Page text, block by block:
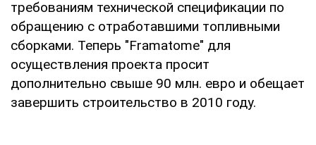
требованиям технической спецификации по
обращению с отработавшими топливными
сборками. Теперь "Framatome" для
осуществления проекта просит
дополнительно свыше 90 млн. евро и обещает
завершить строительство в 2010 году.